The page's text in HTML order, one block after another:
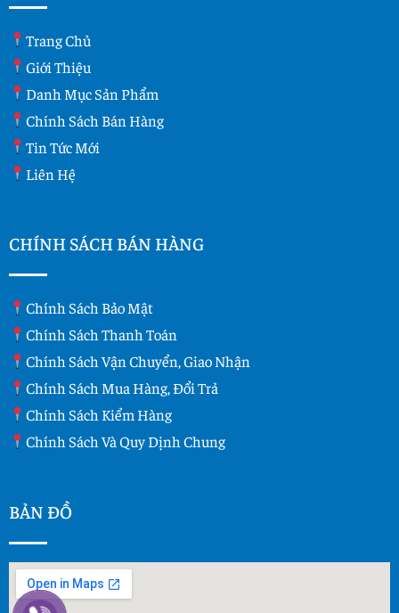
Trang Chủ
Giới Thiệu
Danh Mục Sản Phẩm
Chính Sách Bán Hàng
Tin Tức Mới
Liên Hệ
CHÍNH SÁCH BÁN HÀNG
Chính Sách Bảo Mật
Chính Sách Thanh Toán
Chính Sách Vận Chuyển, Giao Nhận
Chính Sách Mua Hàng, Đổi Trả
Chính Sách Kiểm Hàng
Chính Sách Và Quy Dịnh Chung
BẢN ĐỒ